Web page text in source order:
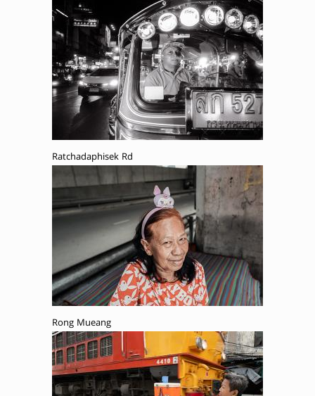
Ratchadaphisek Rd
Rong Mueang